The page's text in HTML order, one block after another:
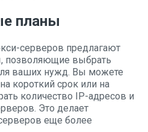
планы
серверов предлагают
позволяющие выбрать
ваших нужд. Вы можете
короткий срок или на
количество IP-адресов и
Это делает
еще более